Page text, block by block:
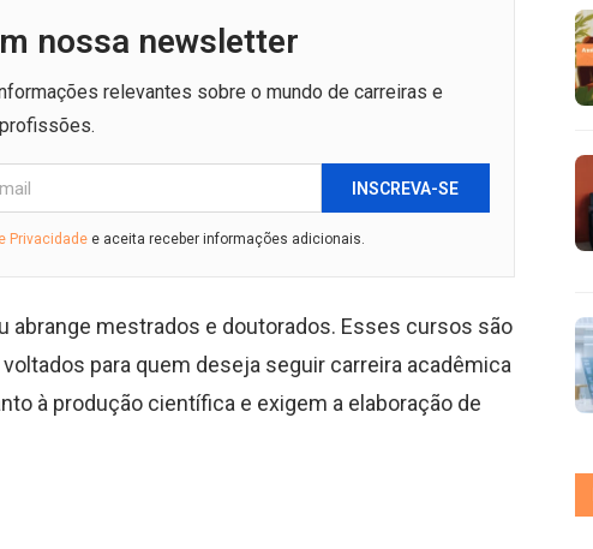
nossa newsletter
relevantes sobre o mundo de carreiras e
profissões.
INSCREVA-SE
Privacidade e aceita receber informações adicionais.
abrange mestrados e doutorados. Esses cursos são
para quem deseja seguir carreira acadêmica
à produção científica e exigem a elaboração de